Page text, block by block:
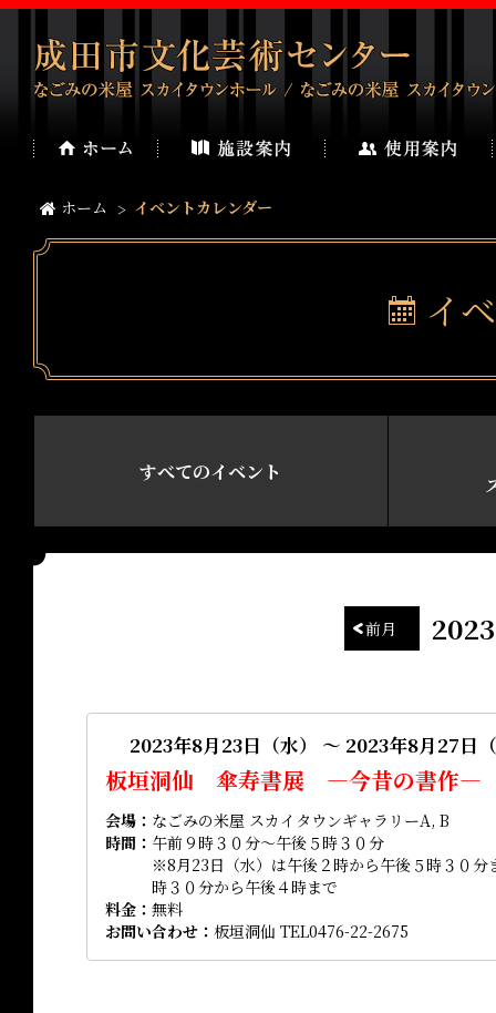
ホーム イベントカレンダー
イ
すべてのイベント
前月
2023年8月23日（水） ～ 2023年8月27日
板垣洞仙 傘寿書展 ―今昔の書作―
会場
なごみの米屋 スカイタウンギャラリーA, B
時間
午前９時３０分～午後５時３０分
※8月23日（水）は午後２時から午後５時３０分
時３０分から午後４時まで
料金
無料
お問い合わせ
板垣洞仙 TEL0476-22-2675